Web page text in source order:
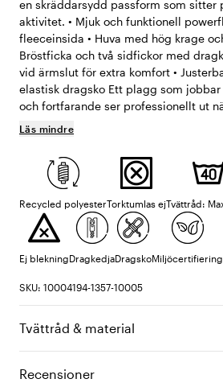
en skräddarsydd passform som sitter
aktivitet. • Mjuk och funktionell
fleeceinsida • Huva med hög krage
Bröstficka och två sidfickor med
vid ärmslut för extra komfort •
elastisk dragsko Ett plagg som
och fortfarande ser professionellt ut
Läs mindre
Recycled polyesterTorktumlas ejTvättråd:
Ej blekningDragkedjaDragskoMiljöcertifiering
SKU: 10004194-1357-10005
Tvättråd & material
Recensioner